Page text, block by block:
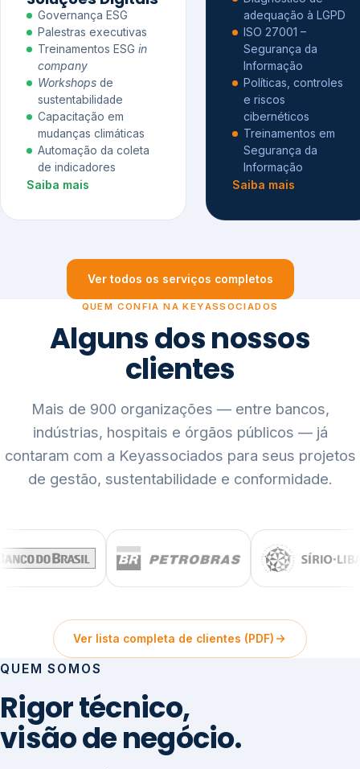
Governança ESG
Palestras executivas
Treinamentos ESG in
company
Workshops de
sustentabilidade
Capacitação em
mudanças climáticas
Automação da coleta
de indicadores
Saiba mais
adequação à LGPD
ISO 27001 –
Segurança da
Informação
Políticas, controles
e riscos
cibernéticos
Treinamentos em
Segurança da
Informação
Saiba mais
Ver todos os serviços completos
QUEM CONFIA NA KEYASSOCIADOS
Alguns dos nossos
clientes
Mais de 900 organizações — entre bancos,
indústrias, hospitais e órgãos públicos — já
contaram com a Keyassociados para seus projetos
de gestão, sustentabilidade e conformidade.
Ver lista completa de clientes (PDF)
QUEM SOMOS
Rigor técnico,
visão de negócio.